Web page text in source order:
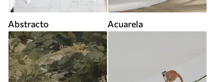
Abstracto Acuarela